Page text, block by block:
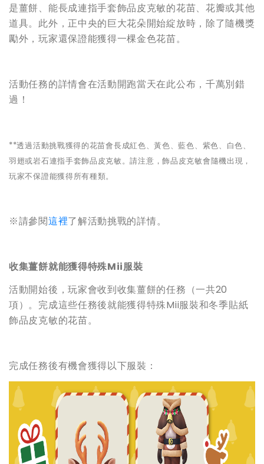
是薑餅、能長成連指手套飾品皮克敏的花苗、花瓣或其他
道具。此外，正中央的巨大花朵開始綻放時，除了隨機獎
勵外，玩家還保證能獲得一棵金色花苗。
活動任務的詳情會在活動開跑當天在此公布，千萬別錯
過！
**透過活動挑戰獲得的花苗會長成紅色、黃色、藍色、紫色、白色、
羽翅或岩石連指手套飾品皮克敏。請注意，飾品皮克敏會隨機出現，
玩家不保證能獲得所有種類。
※請參閱這裡了解活動挑戰的詳情。
收集薑餅就能獲得特殊Mii服裝
活動開始後，玩家會收到收集薑餅的任務（一共20
項）。完成這些任務後就能獲得特殊Mii服裝和冬季貼紙
飾品皮克敏的花苗。
完成任務後有機會獲得以下服裝：